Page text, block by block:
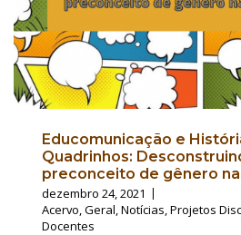
Educomunicação e
Quadrinhos:
preconceito de gênero
dezembro 24, 2021
Acervo,Geral,Notícias,Projetos
Docentes